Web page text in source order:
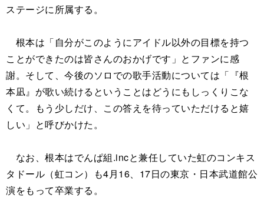
ステージに所属する。
根本は「自分がこのようにアイドル以外の目標を持つ
ことができたのは皆さんのおかげです」とファンに感
謝。そして、今後のソロでの歌手活動については「『根
本凪』が歌い続けるということはどうにもしっくりこな
くて。もう少しだけ、この答えを待っていただけると嬉
しい」と呼びかけた。
なお、根本はでんぱ組.incと兼任していた虹のコンキス
タドール（虹コン）も4月16、17日の東京・日本武道館公
演をもって卒業する。